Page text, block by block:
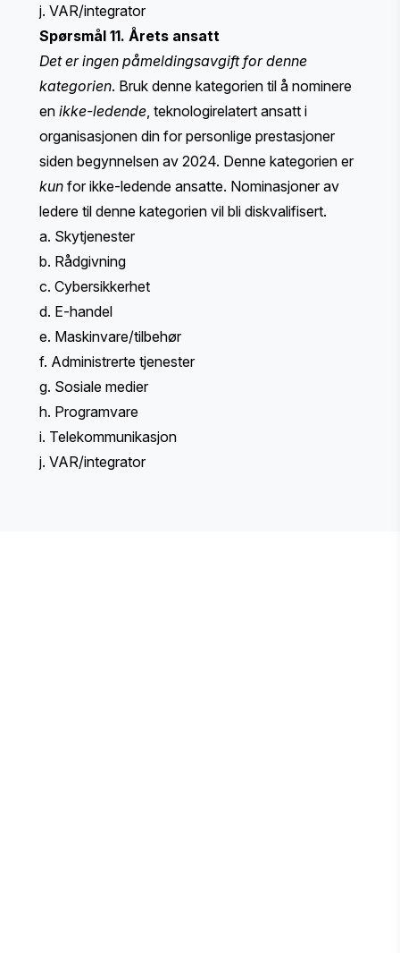
j. VAR/integrator
Spørsmål 11. Årets ansatt
Det er ingen påmeldingsavgift for denne
kategorien. Bruk denne kategorien til å nominere
en ikke-ledende, teknologirelatert ansatt i
organisasjonen din for personlige prestasjoner
siden begynnelsen av 2024. Denne kategorien er
kun for ikke-ledende ansatte. Nominasjoner av
ledere til denne kategorien vil bli diskvalifisert.
a. Skytjenester
b. Rådgivning
c. Cybersikkerhet
d. E-handel
e. Maskinvare/tilbehør
f. Administrerte tjenester
g. Sosiale medier
h. Programvare
i. Telekommunikasjon
j. VAR/integrator